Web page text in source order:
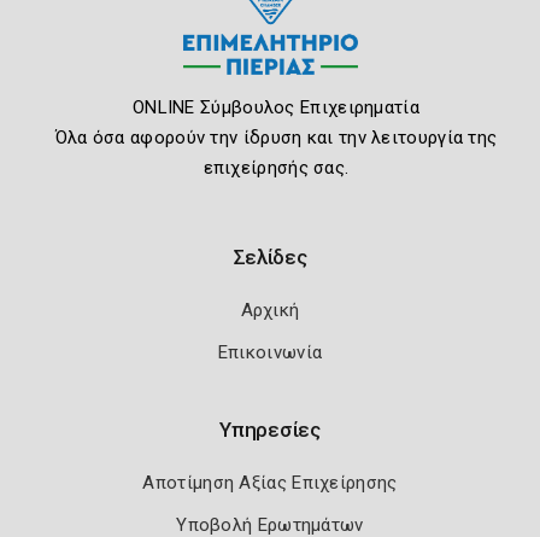
ONLINE Σύμβουλος Επιχειρηματία
Όλα όσα αφορούν την ίδρυση και την λειτουργία της
επιχείρησής σας.
Σελίδες
Αρχική
Επικοινωνία
Υπηρεσίες
Αποτίμηση Αξίας Επιχείρησης
Υποβολή Ερωτημάτων